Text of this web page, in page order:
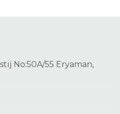
No:50A/55 Eryaman,